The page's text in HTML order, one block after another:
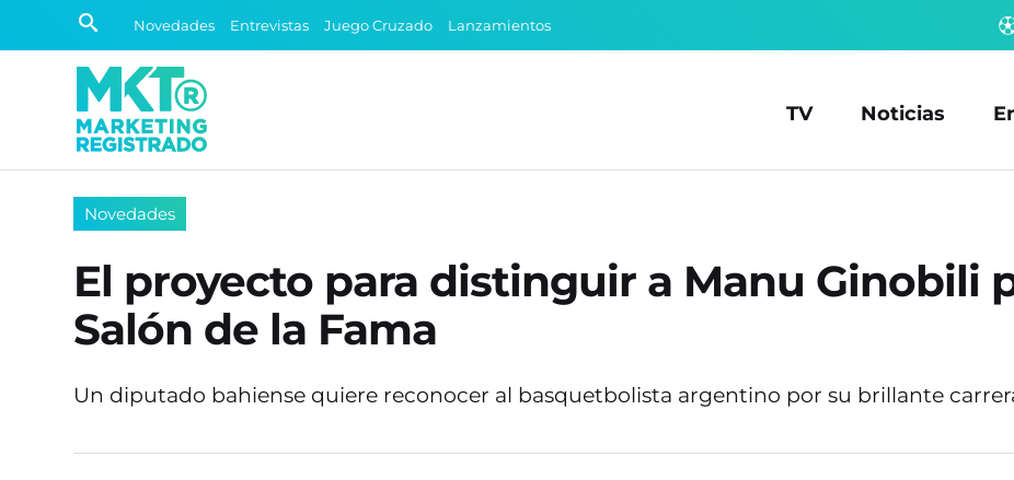
Novedades Entrevistas Juego Cruzado Lanzamientos
TV Noticias
Novedades
El proyecto para distinguir a Manu Ginobili
Salón de la Fama
Un diputado bahiense quiere reconocer al basquetbolista argentino por su brillante